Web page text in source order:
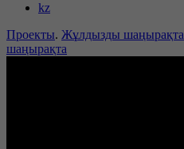
kz
Проекты. Жұлдызды шаңырақта
шаңырақта